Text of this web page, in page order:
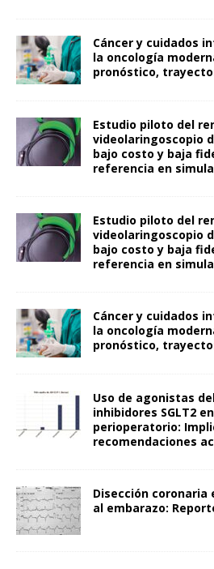
Cáncer y cuidados
la oncología
pronóstico,
Estudio piloto del
videolaringoscopio
bajo costo y baja
referencia en
Estudio piloto del
videolaringoscopio
bajo costo y baja
referencia en
Cáncer y cuidados
la oncología
pronóstico,
Uso de agonistas
inhibidores SGLT2
perioperatorio:
recomendaciones
Disección coronaria
al embarazo: